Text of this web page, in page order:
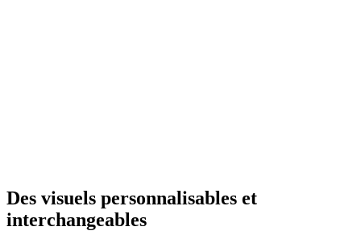
Des visuels personnalisables et
interchangeables